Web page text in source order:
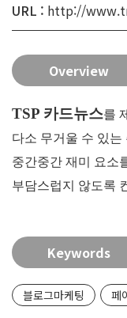
URL : http://
Overview
TSP 카드뉴스를
다소 무거울 수 있는
중간중간 재미 요소
부담스럽지 않도록
Keywords
블로그마케팅 페